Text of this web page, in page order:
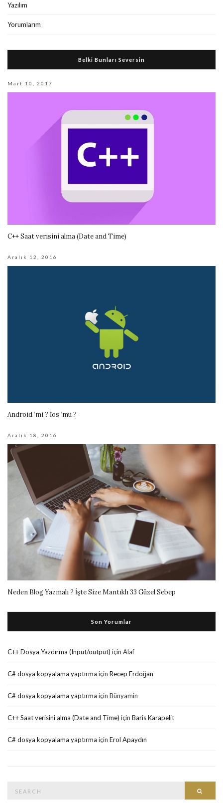
Yazılım
Yorumlarım
Belki Bunları Seversin
Mart 10, 2017
C++ Saat verisini alma (Date and Time)
Aralık 12, 2016
Android ‘mi ? İos ‘mu ?
Aralık 18, 2016
Neden Blog Yazmalı ? İşte Size Mantıklı 33 Güzel Sebep
Son Yorumlar
C++ Dosya Yazdırma (Input/output) için Alaf
C# dosya kopyalama yaptırma için Recep Erdoğan
C# dosya kopyalama yaptırma için Bünyamin
C++ Saat verisini alma (Date and Time) için Baris Karapelit
C# dosya kopyalama yaptırma için Erol Apaydın